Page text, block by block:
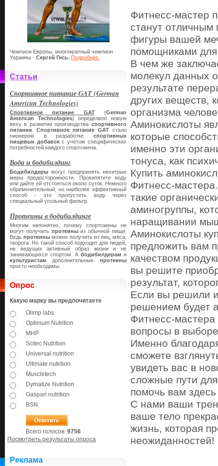
Чемпион Европы, многократный чемпион
Украины - Сергей Гесь. Подробнее.
Статьи
Спортивное питание GAT (German
American Technologies)
Спортивное питание GAT(German
American Technologies) определило новую
веху в развитии производства спортивного
питания
Спортивное питание GAT стало
пионером в разработке спортивных
пищевых добавокс учетом специфических
потребностей каждого спортсмена.
Вода и бодибилдинг
Бодибилдеры могут предпринять нехитрые
меры предосторожности. Прокипятите воду
или дайте ей отстояться около суток. Немного
обременительный, но наиболее эффективный
способ - это пропустить воду через
специальный угольный фильтр.
Протеины в бодибилдинге
Многим непонятно, почему спортсмены не
могут получать протеиныиз обычной пищи.
Ведьпротеины можно получить из яиц, мяса,
творога. Но такой способ подходит для людей,
не ведущих активный образ жизни и не
занимающихся спортом. А бодибилдерам и
культуристам дополнительные протеины
просто необходимы.
Опрос
Какую марку вы предпочитаете
Olimp labs
Optimum Nutrition
MHP
Scitec Nutrition
Universal nutrition
Ultimate nutrition
Muscletech
Dymatize Nutrition
Gaspari nutrition
BSN
Всего голосов: 9756
Посмотреть результаты опроса
Реклама
Фитнесс-мастер
станут отличным
фигуры вашей
помощниками
В чем же
молекул данных
результате
других веществ,
организма
Аминокислоты
которые
именно эти
тонуса, как
Купить
Фитнесс-
такие
аминогруппы,
наращивании
Аминокислоты
предложить вам
качеством
вы решите
результат,
Если вы решили
решением будет
Фитнесс-
вопросы в
Именно
сможете
увидеть вас в
сложные пути
помочь вам
С нами ваши
ваше тело
жизнь, которая
неожиданностей!